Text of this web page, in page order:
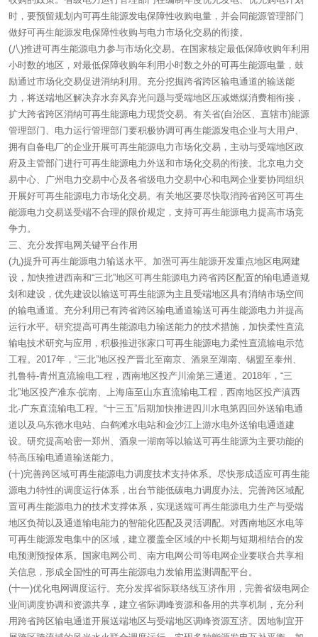
时，要预留规划内可再生能源发电保障性收购电量，并会同能源管理部门
做好可再生能源发电保障性收购与电力市场化交易的衔接。
(八)推进可再生能源电力参与市场化交易。在国家核定最低保障收购年利用
小时数的地区，对最低保障收购年利用小时数之外的可再生能源电量，鼓
励通过市场化交易促进消纳利用。充分挖掘跨省跨区输电通道的输送能
力，将送端地区解决弃水弃风弃光问题与受端地区压减燃煤消费相衔接，
扩大跨省跨区消纳可再生能源电力现货交易。有关省(自治区、直辖市)能源
管理部门、电力运行管理部门要积极协调可再生能源发电企业与大用户、
拥有自备电厂的企业开展可再生能源电力市场化交易，主动与受端地区政
府及主管部门进行可再生能源电力外送和市场化交易的衔接。北京电力交
易中心、广州电力交易中心及各省级电力交易中心和电网企业要协同组织
开展好可再生能源电力市场化交易。有关地区要尽快取消跨省跨区可再生
能源电力交易送受端不合理的限价规定，支持可再生能源电力提高市场竞
争力。
三、充分发挥电网关键平台作用
(九)提升可再生能源电力输送水平。加强可再生能源开发重点地区电网建
设，加快推进西南和“三北”地区可再生能源电力跨省跨区配置的输电通道规
划和建设，优先建设以输送可再生能源为主且受端地区具有消纳市场空间
的输电通道。充分利用已有跨省跨区输电通道输送可再生能源电力并提高
运行水平。研究提高可再生能源电力输送能力的技术措施，加快柔性直流
输电技术研究与应用，积极推进张家口可再生能源电力柔性直流输电示范
工程。2017年，“三北”地区投产晋北至南京、酒泉至湖南、锡盟至泰州、
扎鲁特-青州直流输电工程，西南地区投产川渝第三通道。2018年，“三
北”地区投产准东-皖南、上海庙至山东直流输电工程，西南地区投产滇西
北-广东直流输电工程。“十三五”后期加快推进四川水电第四回外送输电通
道以及乌东德水电站、白鹤滩水电站和金沙江上游水电外送输电通道建
设。研究提高哈密一郑州、酒泉一湖南等以输送可再生能源为主要功能的
特高压输电通道输送能力。
(十)完善跨区域可再生能源电力调度技术支持体系。尽快形成适应可再生能
源电力特性的调度运行体系，出台节能低碳电力调度办法。完善跨区域配
置可再生能源电力的技术支撑体系，实现送端可再生能源电力生产与受端
地区负荷以及通道输电能力的智能化匹配及灵活调配。对西南地区水电等
可再生能源发电集中的区域，建立覆盖全区域的中长期与短期相结合的发
电预测预报体系。国家电网公司、南方电网公司等电网企业要联合共享相
关信息，形成全国性的可再生能源电力发输用监测调配平台。
(十一)优化电网调度运行。充分发挥省际联络线互济作用，完善省级电网企
业间调度协调和资源共享，建立省际调峰资源和备用的共享机制，充分利
用跨省跨区输电通道开展送端地区与受端地区调峰资源互济。因地制宜开